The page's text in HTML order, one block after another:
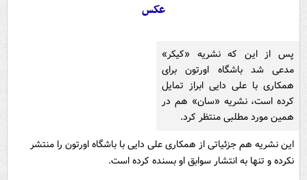
عکس
پس از این که نشریه «کیکر»
مدعی شد باشگاه اورتون برای
همکاری با علی دایی ابراز تمایل
کرده است، نشریه «سان» هم در
همین مورد مطلبی منتظر کرد.
این نشریه هم جزئیاتی از همکاری علی دایی با باشگاه اورتون را منتشر
نکرده و تنها به انتشار سوابق او بسنده کرده است.